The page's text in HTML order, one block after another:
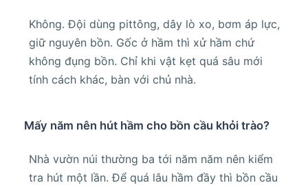
Không. Đội dùng pittông, dây lò xo, bơm áp lực,
giữ nguyên bồn. Gốc ở hầm thì xử hầm chứ
không đụng bồn. Chỉ khi vật kẹt quá sâu mới
tính cách khác, bàn với chủ nhà.
Mấy năm nên hút hầm cho bồn cầu khỏi trào?
Nhà vườn núi thường ba tới năm năm nên kiểm
tra hút một lần. Để quá lâu hầm đầy thì bồn cầu